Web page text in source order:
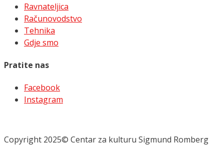
Ravnateljica
Računovodstvo
Tehnika
Gdje smo
Pratite nas
Facebook
Instagram
Copyright 2025© Centar za kulturu Sigmund Romberg